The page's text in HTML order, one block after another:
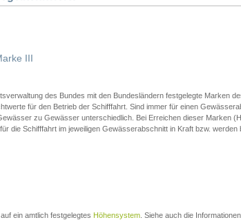
III
des Bundes mit den Bundesländern festgelegte Marken
für den Betrieb der Schifffahrt. Sind immer für einen
zu Gewässer unterschiedlich. Bei Erreichen dieser Marken
die Schifffahrt im jeweiligen Gewässerabschnitt in Kraft bzw. werden
ein amtlich festgelegtes Höhensystem . Siehe auch die